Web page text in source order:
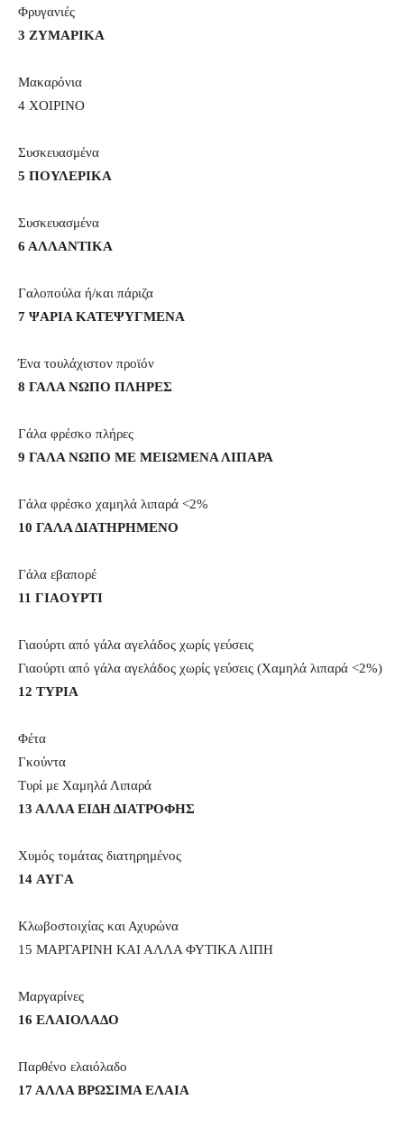
Φρυγανιές
3 ΖΥΜΑΡΙΚΑ
Μακαρόνια
4 XOIPINO
Συσκευασμένα
5 ΠΟΥΛΕΡΙΚΑ
Συσκευασμένα
6 ΑΛΛΑΝΤΙΚΑ
Γαλοπούλα ή/και πάριζα
7 ΨAPIA KATEΨΥΓΜΕΝΑ
Ένα τουλάχιστον προϊόν
8 ΓΑΛΑ ΝΩΠΟ ΠΛΗΡΕΣ
Γάλα φρέσκο πλήρες
9 ΓΑΛΑ ΝΩΠΟ ΜΕ ΜΕΙΩΜΕΝΑ ΛΙΠΑΡΑ
Γάλα φρέσκο χαμηλά λιπαρά <2%
10 ΓΑΛΑ ΔΙΑΤΗΡΗΜΕΝΟ
Γάλα εβαπορέ
11 ΓIAOYPTΙ
Γιαούρτι από γάλα αγελάδος χωρίς γεύσεις
Γιαούρτι από γάλα αγελάδος χωρίς γεύσεις (Χαμηλά λιπαρά <2%)
12 TYPIA
Φέτα
Γκούντα
Τυρί με Χαμηλά Λιπαρά
13 ΑΛΛΑ ΕΙΔΗ ΔΙΑΤΡΟΦΗΣ
Χυμός τομάτας διατηρημένος
14 AYΓA
Κλωβοστοιχίας και Αχυρώνα
15 ΜΑΡΓΑΡΙΝΗ ΚΑΙ ΑΛΛΑ ΦΥΤΙΚΑ ΛΙΠΗ
Μαργαρίνες
16 ΕΛΑΙΟΛΑΔΟ
Παρθένο ελαιόλαδο
17 ΑΛΛΑ ΒΡΩΣΙΜΑ ΕΛΑΙΑ